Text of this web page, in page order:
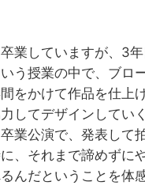
業していますが、3
う授業の中で、ブロ
をかけて作品を仕
してデザインしてい
業公演で、発表して
、それまで諦めずに
んだということを体